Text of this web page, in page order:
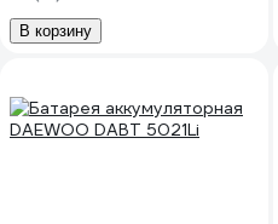
В корзину